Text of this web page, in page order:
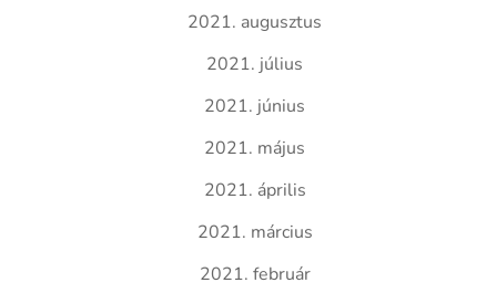
2021. augusztus
2021. július
2021. június
2021. május
2021. április
2021. március
2021. február